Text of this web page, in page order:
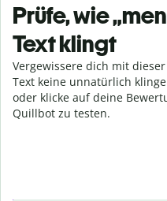
Prüfe, wie
Text klingt
Vergewissere dich mit
Text keine unnatürlich
oder klicke auf deine
Quillbot zu testen.